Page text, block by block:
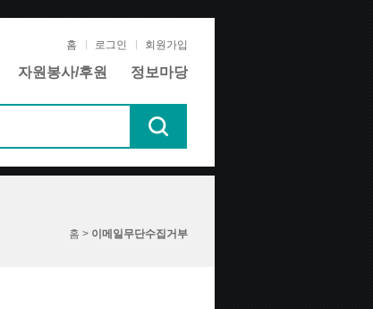
홈 로그인 회원가입
자원봉사/후원 정보마당
홈 > 이메일무단수집거부